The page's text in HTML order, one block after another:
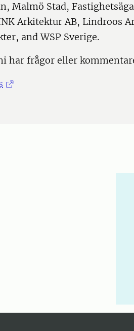
Malmö Stad,
Arkitektur AB, Lindroos
and WSP Sverige.
har frågor eller